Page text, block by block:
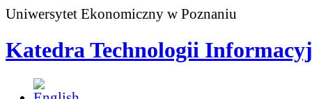
Uniwersytet Ekonomiczny w Poznaniu
Katedra Technologii